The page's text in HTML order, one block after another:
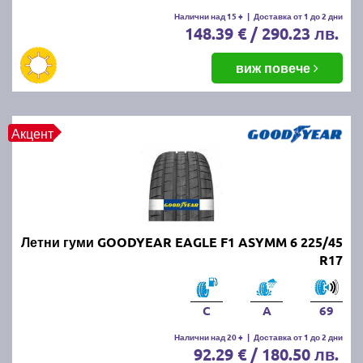
Летните гуми се считат за износени, когато
дълбочината на протектора падне под 1.6 мм.
Въпреки това, за по-добро сцепление и
безопасност се препоръчва смяната им при
дълбочина под 3 мм.
ПРОЧЕТИ ОЩЕ:Има ли закон за зимни гуми в
България?
Можем ли да шофираме със
зимни гуми през лятото?
Въпреки че е законно, не се препоръчва, защото
зимните гуми са направени от по-мека смес, която
се износва по-бързо при високи температури.
Освен това, те имат по-дълъг спирачен път и по-
слабо сцепление на суха и мокра настилка през
Налични над 15 + | Доставка от 1 до 2 дни
148.39 € / 290.23 лв.
виж повече
Акцент
Летни гуми GOODYEAR EAGLE F1 ASYMM 6 225/45
R17
C A 69
Налични над 20 + | Доставка от 1 до 2 дни
92.29 € / 180.50 лв.